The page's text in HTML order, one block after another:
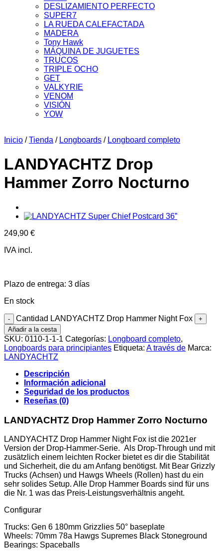
DESLIZAMIENTO PERFECTO
SUPER7
LA RUEDA CALEFACTADA
MADERA
Tony Hawk
MÁQUINA DE JUGUETES
TRUCOS
TRIPLE OCHO
GET
VALKYRIE
VENOM
VISIÓN
YOW
Inicio / Tienda / Longboards / Longboard completo
LANDYACHTZ Drop
Hammer Zorro Nocturno
249,90 €
IVA incl.
Plazo de entrega: 3 días
En stock
Cantidad LANDYACHTZ Drop Hammer Night Fox
Añadir a la cesta
SKU: 0110-1-1-1 Categorías: Longboard completo,
Longboards para principiantes Etiqueta: A través de Marca:
LANDYACHTZ
Descripción
Información adicional
Seguridad de los productos
Reseñas (0)
LANDYACHTZ Drop Hammer Zorro Nocturno
LANDYACHTZ Drop Hammer Night Fox ist die 2021er
Version der Drop-Hammer-Serie. Als Drop-Through und mit
zusätzlich einem leichten Rocker bietet es dir die Stabilität
und Sicherheit, die du am Anfang benötigst. Mit Bear Grizzly
Trucks (Achsen) und Hawgs Wheels (Rollen) hast du ein
sehr solides Setup. Alle Drop Hammer Boards sind für uns
die Nr. 1 was das Preis-Leistungsverhältnis angeht.
Configurar
Trucks: Gen 6 180mm Grizzlies 50° baseplate
Wheels: 70mm 78a Hawgs Supremes Black Stoneground
Bearings: Spaceballs